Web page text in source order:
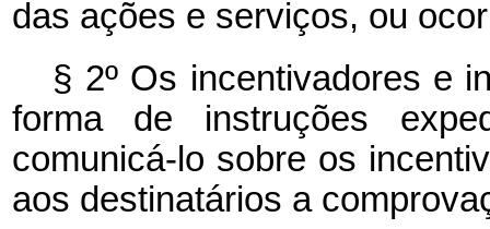
das ações e serviços, ou
§ 2º Os incentivadores e
forma de instruções
comunicá-lo sobre os
aos destinatários a